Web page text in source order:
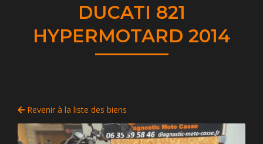
DUCATI 821
HYPERMOTARD 2014
Revenir à la liste des biens